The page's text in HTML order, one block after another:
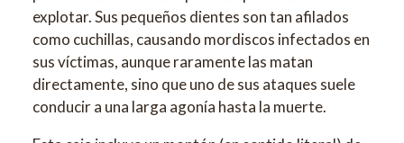
explotar. Sus pequeños dientes son tan afilados
como cuchillas, causando mordiscos infectados en
sus víctimas, aunque raramente las matan
directamente, sino que uno de sus ataques suele
conducir a una larga agonía hasta la muerte.